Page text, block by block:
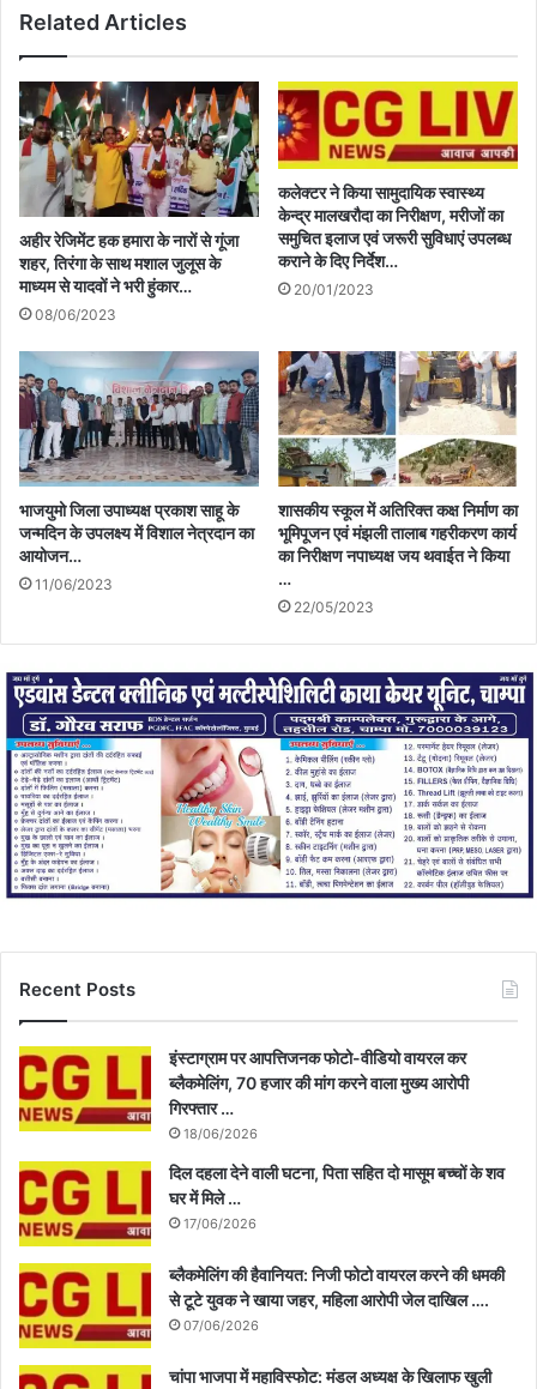
Related Articles
अहीर रेजिमेंट हक हमारा के नारों से गूंजा
शहर, तिरंगा के साथ मशाल जुलूस के
माध्यम से यादवों ने भरी हुंकार…
08/06/2023
कलेक्टर ने किया सामुदायिक स्वास्थ्य
केन्द्र मालखरौदा का निरीक्षण, मरीजों का
समुचित इलाज एवं जरूरी सुविधाएं उपलब्ध
कराने के दिए निर्देश…
20/01/2023
भाजयुमो जिला उपाध्यक्ष प्रकाश साहू के
जन्मदिन के उपलक्ष्य में विशाल नेत्रदान का
आयोजन…
11/06/2023
शासकीय स्कूल में अतिरिक्त कक्ष निर्माण का
भूमिपूजन एवं मंझली तालाब गहरीकरण कार्य
का निरीक्षण नपाध्यक्ष जय थवाईत ने किया
…
22/05/2023
Recent Posts
इंस्टाग्राम पर आपत्तिजनक फोटो-वीडियो वायरल कर
ब्लैकमेलिंग, 70 हजार की मांग करने वाला मुख्य आरोपी
गिरफ्तार …
18/06/2026
दिल दहला देने वाली घटना, पिता सहित दो मासूम बच्चों के शव
घर में मिले …
17/06/2026
ब्लैकमेलिंग की हैवानियत: निजी फोटो वायरल करने की धमकी
से टूटे युवक ने खाया जहर, महिला आरोपी जेल दाखिल ….
07/06/2026
चांपा भाजपा में महाविस्फोट: मंडल अध्यक्ष के खिलाफ खुली